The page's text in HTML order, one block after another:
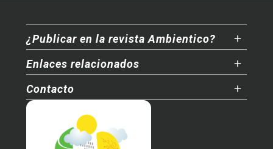
¿Publicar en la revista Ambientico?
Enlaces relacionados
Contacto